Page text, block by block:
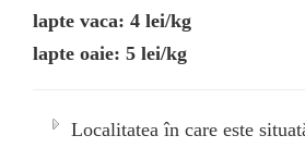
lapte vaca: 4 lei/kg
lapte oaie: 5 lei/kg
Localitatea în care este